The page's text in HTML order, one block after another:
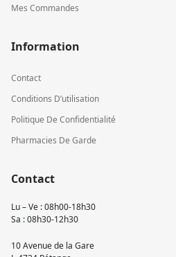
Mes Commandes
Information
Contact
Conditions D’utilisation
Politique De Confidentialité
Pharmacies De Garde
Contact
Lu – Ve : 08h00-18h30
Sa : 08h30-12h30
10 Avenue de la Gare